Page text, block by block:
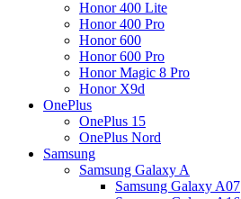
Honor 400 Lite
Honor 400 Pro
Honor 600
Honor 600 Pro
Honor Magic 8 Pro
Honor X9d
OnePlus
OnePlus 15
OnePlus Nord
Samsung
Samsung Galaxy A
Samsung Galaxy A07